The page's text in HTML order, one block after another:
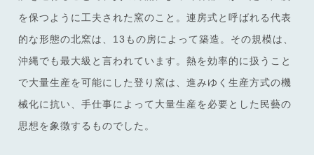
を保つように工夫された窯のこと。連房式と呼ばれる代表
的な形態の北窯は、13もの房によって築造。その規模は、
沖縄でも最大級と言われています。熱を効率的に扱うこと
で大量生産を可能にした登り窯は、進みゆく生産方式の機
械化に抗い、手仕事によって大量生産を必要とした民藝の
思想を象徴するものでした。